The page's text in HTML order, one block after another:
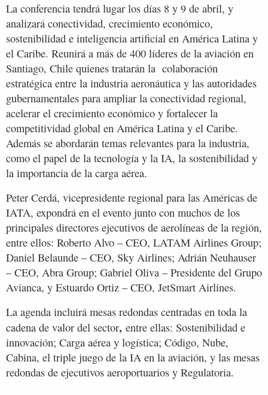
La conferencia tendrá lugar los días 8 y 9 de abril, y
analizará conectividad, crecimiento económico,
sostenibilidad e inteligencia artificial en América Latina y
el Caribe. Reunirá a más de 400 líderes de la aviación en
Santiago, Chile quienes tratarán la colaboración
estratégica entre la industria aeronáutica y las autoridades
gubernamentales para ampliar la conectividad regional,
acelerar el crecimiento económico y fortalecer la
competitividad global en América Latina y el Caribe.
Además se abordarán temas relevantes para la industria,
como el papel de la tecnología y la IA, la sostenibilidad y
la importancia de la carga aérea.
Peter Cerdá, vicepresidente regional para las Américas de
IATA, expondrá en el evento junto con muchos de los
principales directores ejecutivos de aerolíneas de la región,
entre ellos: Roberto Alvo – CEO, LATAM Airlines Group;
Daniel Belaunde – CEO, Sky Airlines; Adrián Neuhauser
– CEO, Abra Group; Gabriel Oliva – Presidente del Grupo
Avianca, y Estuardo Ortiz – CEO, JetSmart Airlines.
La agenda incluirá mesas redondas centradas en toda la
cadena de valor del sector, entre ellas: Sostenibilidad e
innovación; Carga aérea y logística; Código, Nube,
Cabina, el triple juego de la IA en la aviación, y las mesas
redondas de ejecutivos aeroportuarios y Regulatoria.